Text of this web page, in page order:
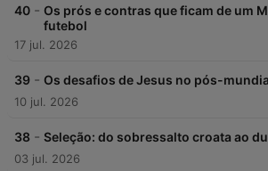
40 - Os prós e contras que ficam de um
futebol
17 jul. 2026
39 - Os desafios de Jesus no pós-
10 jul. 2026
38 - Seleção: do sobressalto croata ao
03 jul. 2026